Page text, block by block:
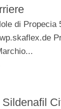
di Propecia